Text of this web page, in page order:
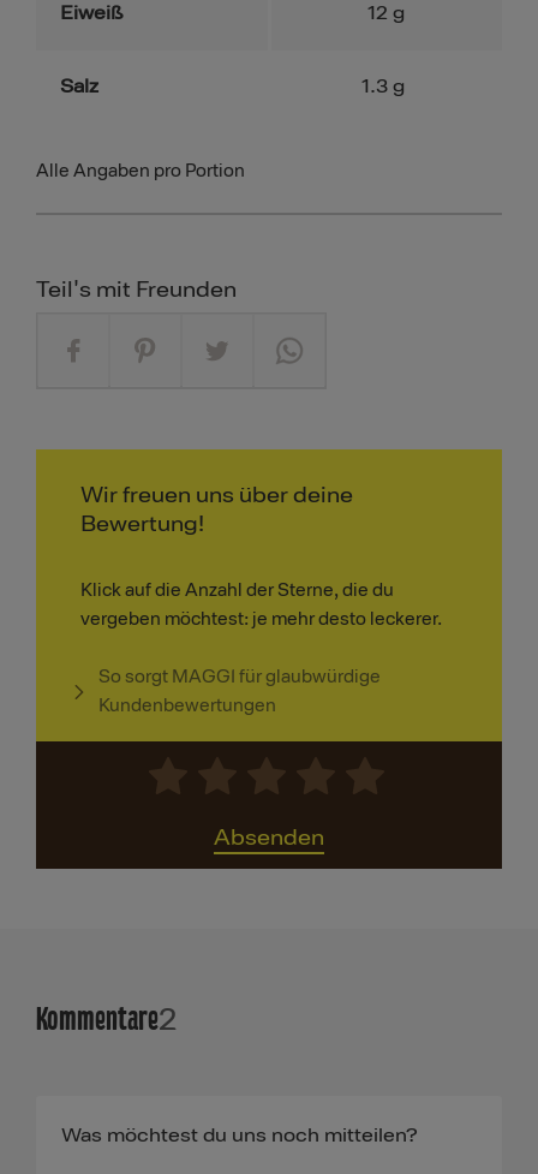
Eiweiß 12 g
Salz 1.3 g
Alle Angaben pro Portion
Teil's mit Freunden
Wir freuen uns über deine
Bewertung!
Klick auf die Anzahl der Sterne, die du
vergeben möchtest: je mehr desto leckerer.
So sorgt MAGGI für glaubwürdige
Kundenbewertungen
Absenden
Kommentare2